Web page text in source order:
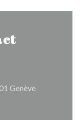
Genève((ouvre une